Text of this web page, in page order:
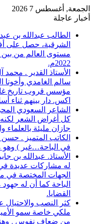
الجمعة, أغسطس 7 2026
أخبار عاجلة
الطالب عبدالله بن
الشرقية، حصل على
2022م.
الأستاذ القدير .
سالم الغامدي وأخونا
مؤسس قروب تاريخ
اكس. دار بينهم ثناء
الشاعر السعودي
كل أغراض الشعر لكنه
جازان مليئة بالعلماء
الكاتب المتميز . حسن
في الباحة…غير ) وهو
الأستاذ. عبدالله بن
له مشاركات عديدة
الجهات المختصة في
الباحة كما أن له
القضايا.
كثر النصب
ملكي خاصة سمو
من ضعاف نفوس .